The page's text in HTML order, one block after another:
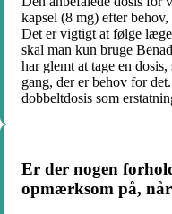
kapsel (8 mg) efter
Det er vigtigt at følge
skal man kun bruge
har glemt at tage en
gang, der er behov for
dobbeltdosis som
Er der nogen
opmærksom på,